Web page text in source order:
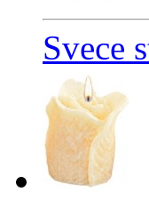
Svece